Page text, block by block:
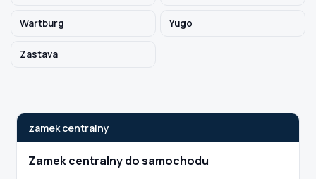
Wartburg Yugo
Zastava
zamek centralny
Zamek centralny do samochodu